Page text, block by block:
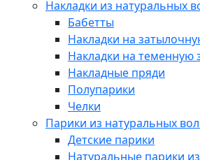
Накладки из натуральных
Бабетты
Накладки на
Накладки на теменную
Накладные пряди
Полупарики
Челки
Парики из натуральных
Детские парики
Натуральные парики